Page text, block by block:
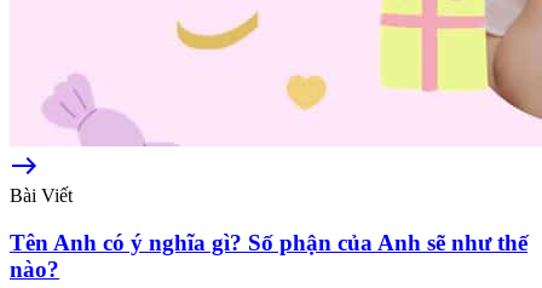
east
Bài Viết
Tên Anh có ý nghĩa gì? Số phận của Anh sẽ như thế
nào?